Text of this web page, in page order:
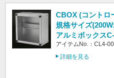
CBOX (コントロ
規格サイズ
アルミボックス
アイテムNo.：CL4-
詳細を見る